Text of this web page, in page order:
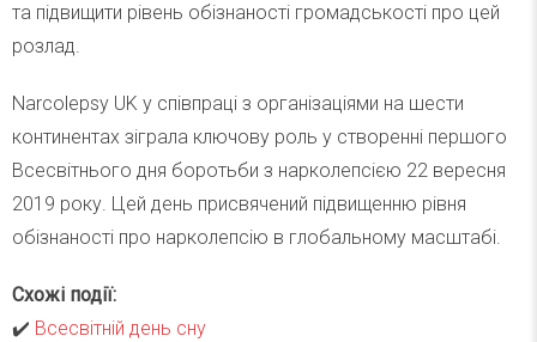
та підвищити рівень обізнаності громадськості про цей
розлад.
Narcolepsy UK у співпраці з організаціями на шести
континентах зіграла ключову роль у створенні першого
Всесвітнього дня боротьби з нарколепсією 22 вересня
2019 року. Цей день присвячений підвищенню рівня
обізнаності про нарколепсію в глобальному масштабі.
Схожі події:
✔️ Всесвітній день сну